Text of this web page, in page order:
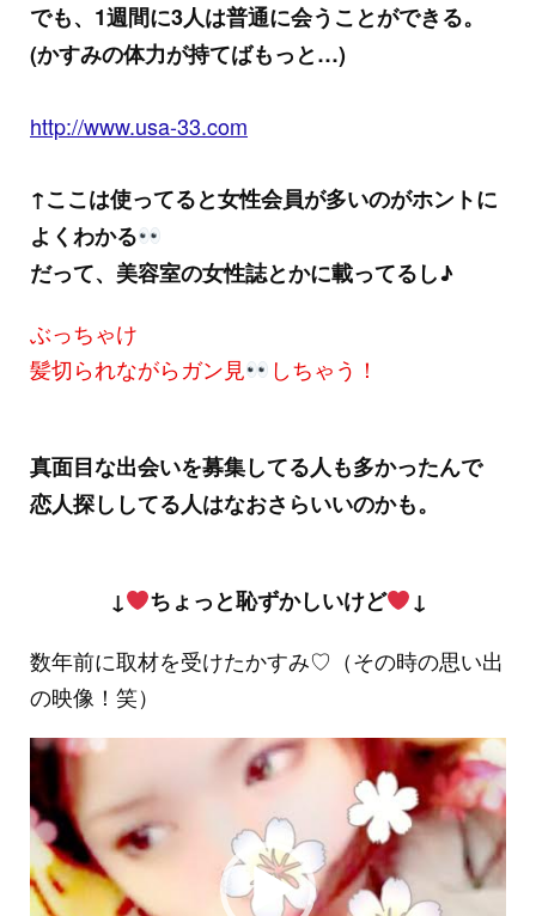
でも、1週間に3人は普通に会うことができる。
(かすみの体力が持てばもっと…)
http://www.usa-33.com
↑ここは使ってると女性会員が多いのがホントに
よくわかる
だって、美容室の女性誌とかに載ってるし♪
ぶっちゃけ
髪切られながらガン見
しちゃう！
真面目な出会いを募集してる人も多かったんで
恋人探ししてる人はなおさらいいのかも。
↓ ちょっと恥ずかしいけど
↓
数年前に取材を受けたかすみ♡（その時の思い出
の映像！笑）
動
プ
レ
ー
ヤ